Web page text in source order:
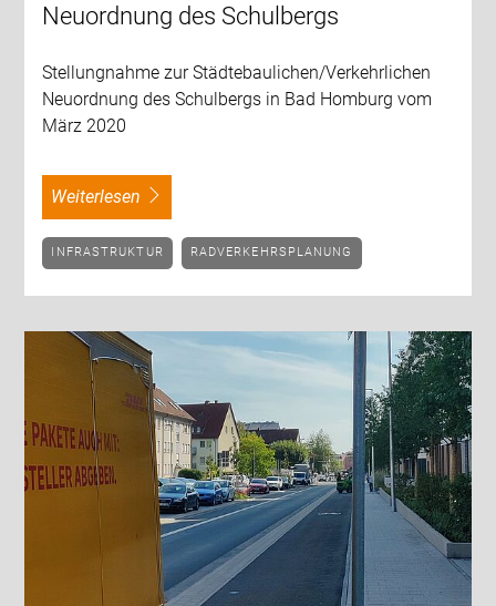
Neuordnung des Schulbergs
Stellungnahme zur Städtebaulichen/Verkehrlichen
Neuordnung des Schulbergs in Bad Homburg vom
März 2020
weiterlesen
INFRASTRUKTUR RADVERKEHRSPLANUNG